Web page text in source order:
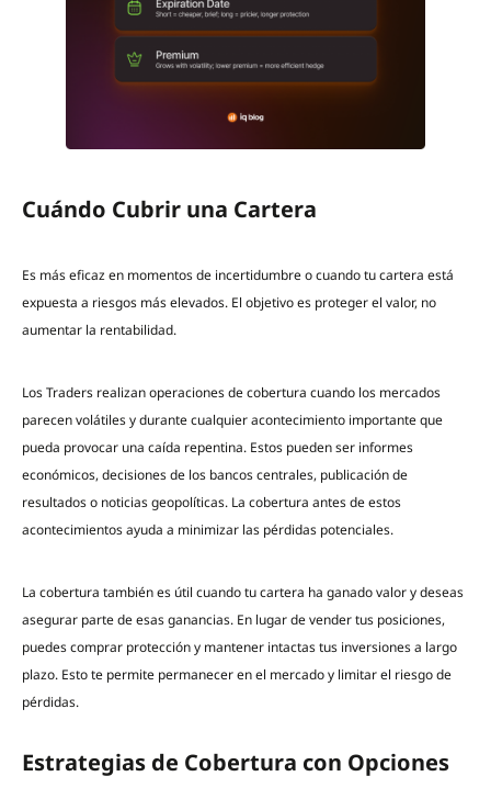
Cuándo Cubrir una Cartera
Es más eficaz en momentos de incertidumbre o cuando tu cartera está
expuesta a riesgos más elevados. El objetivo es proteger el valor, no
aumentar la rentabilidad.
Los Traders realizan operaciones de cobertura cuando los mercados
parecen volátiles y durante cualquier acontecimiento importante que
pueda provocar una caída repentina. Estos pueden ser informes
económicos, decisiones de los bancos centrales, publicación de
resultados o noticias geopolíticas. La cobertura antes de estos
acontecimientos ayuda a minimizar las pérdidas potenciales.
La cobertura también es útil cuando tu cartera ha ganado valor y deseas
asegurar parte de esas ganancias. En lugar de vender tus posiciones,
puedes comprar protección y mantener intactas tus inversiones a largo
plazo. Esto te permite permanecer en el mercado y limitar el riesgo de
pérdidas.
Estrategias de Cobertura con Opciones